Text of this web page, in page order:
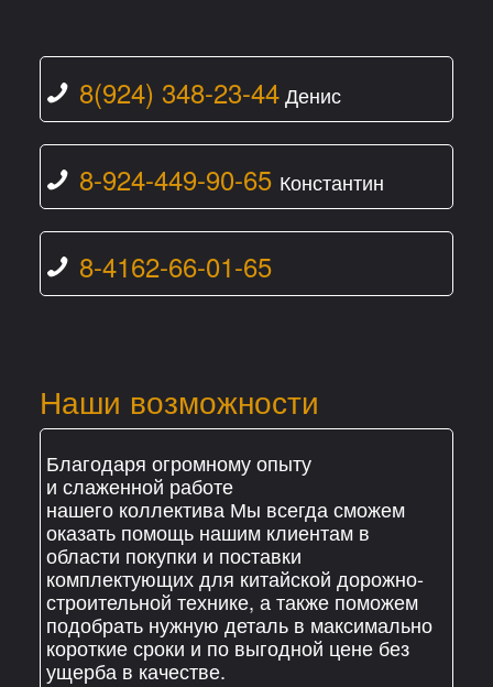
8(924) 348-23-44Денис
8-924-449-90-65 Константин
8-4162-66-01-65
Наши возможности
Благодаря огромному опыту
и слаженной работе
нашего коллектива Мы всегда сможем
оказать помощь нашим клиентам в
области покупки и поставки
комплектующих для китайской дорожно-
строительной технике, а также поможем
подобрать нужную деталь в максимально
короткие сроки и по выгодной цене без
ущерба в качестве.